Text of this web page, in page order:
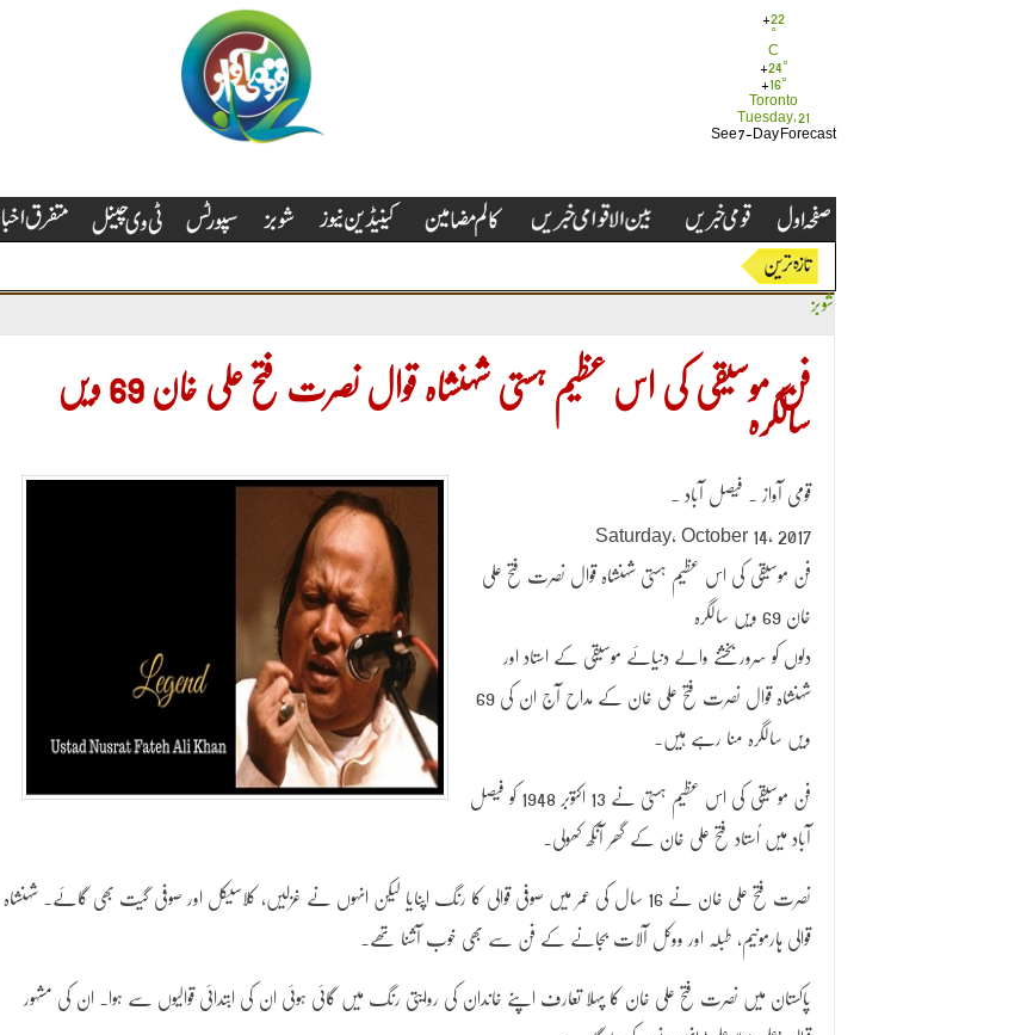
+22
°
C
+24°
+ 16°
Toronto
Tuesday, 21
See 7-Day Forecast
شوبز
فن موسیقی کی اس عظیم ہستی شہنشاہ قوال نصرت فتح علی خان 69 ویں
سالگرہ
قومی آواز ۔ فیصل آباد ۔
Saturday, October 14, 2017
فن موسیقی کی اس عظیم ہستی شہنشاہ قوال نصرت فتح علی
خان 69 ویں سالگرہ
دلوں کو سرور بخشنے والے دنیائے موسیقی کے استاد اور
شہنشاہ قوال نصرت فتح علی خان کے مداح آج ان کی 69
ویں سالگرہ منا رہے ہیں۔
فن موسیقی کی اس عظیم ہستی نے 13 اکتوبر 1948 کو فیصل
آباد میں اُستاد فتح علی خان کے گھر آنکھ کھولی۔
نصرت فتح علی خان نے 16 سال کی عمر میں صوفی قوالی کا رنگ اپنایا لیکن انہوں نے غزلیں، کلاسیکل اور صوفی گیت بھی گائے۔ شہنشاہ
قوالی ہارمونیم، طبلہ اور ووکل آلات بجانے کے فن سے بھی خوب آشنا تھے۔
پاکستان میں نصرت فتح علی خان کا پہلا تعارف اپنے خاندان کی روایتی رنگ میں گائی ہوئی ان کی ابتدائی قوالیوں سے ہوا۔ ان کی مشہور